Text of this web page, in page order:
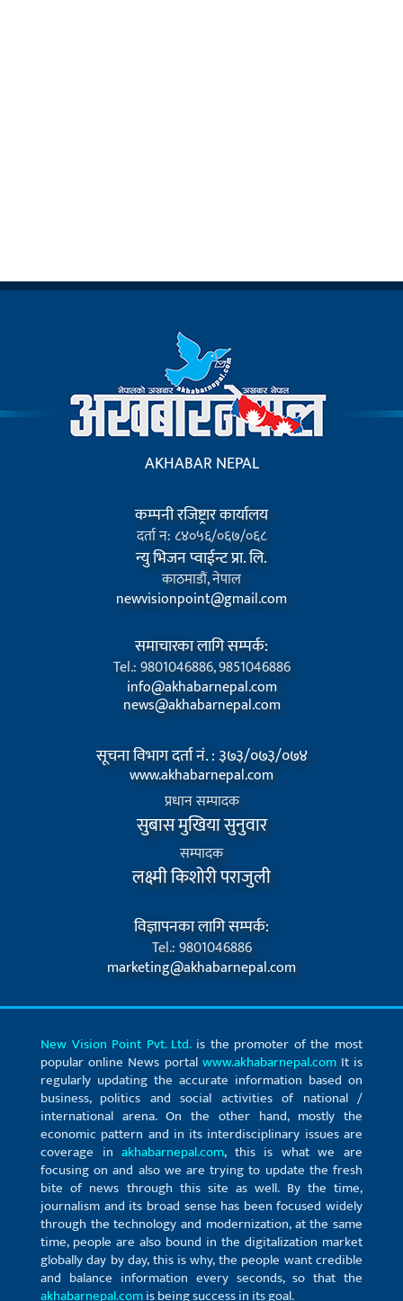
AKHABAR NEPAL
कम्पनी रजिष्ट्रार कार्यालय
दर्ता न: ८४०५६/०६७/०६८
न्यु भिजन प्वाईन्ट प्रा. लि.
काठमाडौं, नेपाल
newvisionpoint@gmail.com
समाचारका लागि सम्पर्क:
Tel.: 9801046886, 9851046886
info@akhabarnepal.com
news@akhabarnepal.com
सूचना विभाग दर्ता नं. : ३७३/०७३/०७४
www.akhabarnepal.com
प्रधान सम्पादक
सुबास मुखिया सुनुवार
सम्पादक
लक्ष्मी किशोरी पराजुली
विज्ञापनका लागि सम्पर्क:
Tel.: 9801046886
marketing@akhabarnepal.com
New Vision Point Pvt. Ltd.is the promoter of the most
popular online News portal www.akhabarnepal.comIt is
regularly updating the accurate information based on
business, politics and social activities of national /
international arena. On the other hand, mostly the
economic pattern and in its interdisciplinary issues are
coverage inakhabarnepal.com, this is what we are
focusing on and also we are trying to update the fresh
bite of news through this site as well. By the time,
journalism and its broad sense has been focused widely
through the technology and modernization, at the same
time, people are also bound in the digitalization market
globally day by day, this is why, the people want credible
and balance information every seconds, so that the
akhabarnepal.comis being success in its goal.